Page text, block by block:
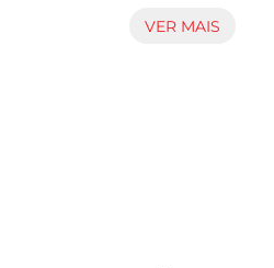
especiarias que tornam a
para ser servido em
VER MAIS